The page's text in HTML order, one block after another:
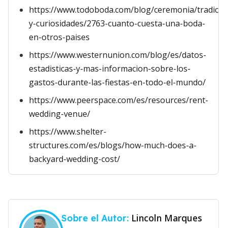
https://www.todoboda.com/blog/ceremonia/
y-curiosidades/2763-cuanto-cuesta-una-boda-
en-otros-paises
https://www.westernunion.com/blog/es/datos-
estadisticas-y-mas-informacion-sobre-los-
gastos-durante-las-fiestas-en-todo-el-mundo/
https://www.peerspace.com/es/resources/rent-
wedding-venue/
https://www.shelter-
structures.com/es/blogs/how-much-does-a-
backyard-wedding-cost/
Sobre el Autor: Lincoln Marques